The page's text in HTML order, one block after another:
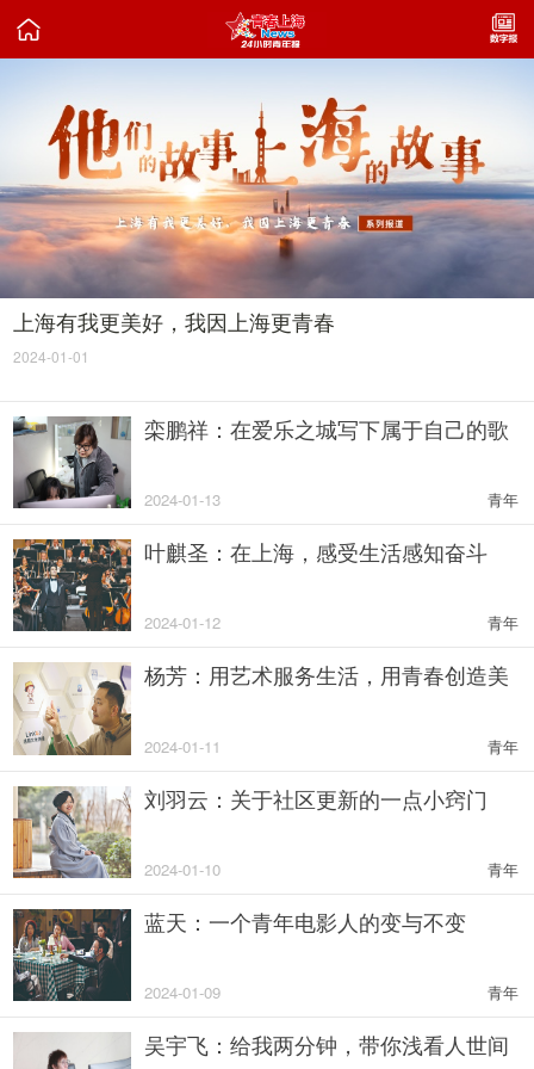

上海有我更美好，我因上海更青春
2024-01-01
栾鹏祥：在爱乐之城写下属于自己的歌
2024-01-13 青年
叶麒圣：在上海，感受生活感知奋斗
2024-01-12 青年
杨芳：用艺术服务生活，用青春创造美
2024-01-11 青年
刘羽云：关于社区更新的一点小窍门
2024-01-10 青年
蓝天：一个青年电影人的变与不变
2024-01-09 青年
吴宇飞：给我两分钟，带你浅看人世间